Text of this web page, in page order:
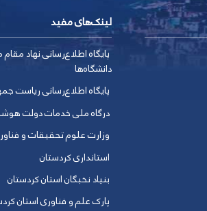
لینک‌های مفید
پایگاه اطلاع‌رسانی نهاد
دانشگاه‌ها
پایگاه اطلاع‌رسانی ریاست
درگاه ملی خدمات دولت
وزارت علوم تحقیقات و
استانداری کردستان
بنیاد نخبگان استان کردستان
پارک علم و فناوری استان